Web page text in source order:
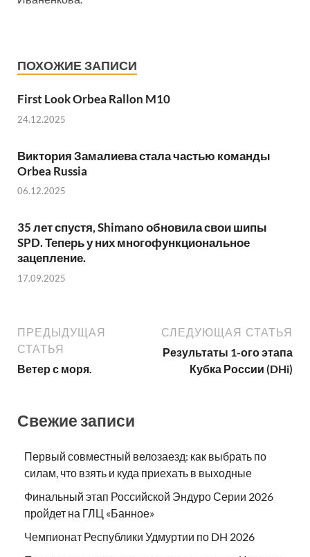
ПОХОЖИЕ ЗАПИСИ
First Look Orbea Rallon M10
24.12.2025
Виктория Замалиева стала частью команды
Orbea Russia
06.12.2025
35 лет спустя, Shimano обновила свои шипы
SPD. Теперь у них многофункциональное
зацепление.
17.09.2025
ПРЕДЫДУЩАЯ
СТАТЬЯ
Ветер с моря.
СЛЕДУЮЩАЯ СТАТЬЯ
Результаты 1-ого этапа
Кубка России (DHi)
Свежие записи
Первый совместный велозаезд: как выбрать по
силам, что взять и куда приехать в выходные
Финальный этап Российской Эндуро Серии 2026
пройдет на ГЛЦ «Банное»
Чемпионат Республики Удмуртии по DH 2026